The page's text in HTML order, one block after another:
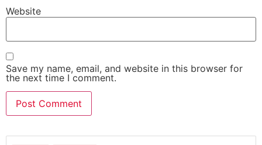
Website
Save my name, email, and website in this browser for
the next time I comment.